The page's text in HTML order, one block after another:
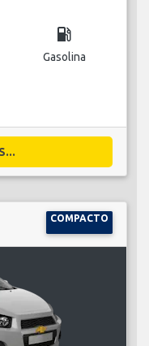
local_gas_station
Gasolina
COMPACTO